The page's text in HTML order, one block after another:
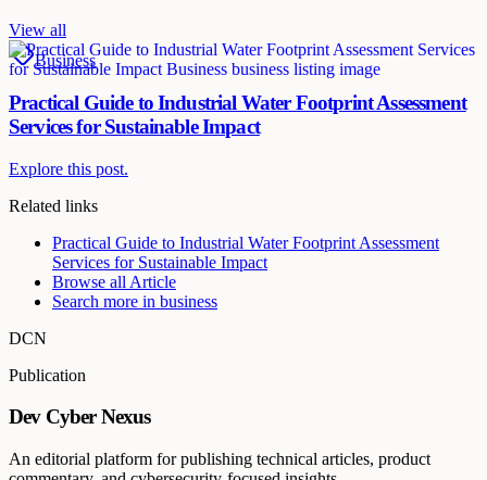
View all
Business
Practical Guide to Industrial Water Footprint Assessment
Services for Sustainable Impact
Explore this post.
Related links
Practical Guide to Industrial Water Footprint Assessment
Services for Sustainable Impact
Browse all Article
Search more in business
DCN
Publication
Dev Cyber Nexus
An editorial platform for publishing technical articles, product